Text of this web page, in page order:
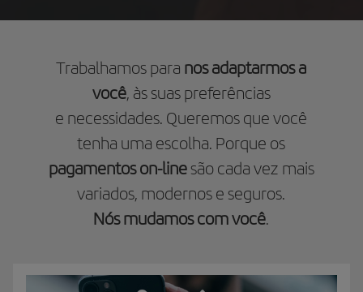
Trabalhamos para nos adaptarmos a
você, às suas preferências
e necessidades. Queremos que você
tenha uma escolha. Porque os
pagamentos on-linesão cada vez mais
variados, modernos e seguros.
Nós mudamos com você.